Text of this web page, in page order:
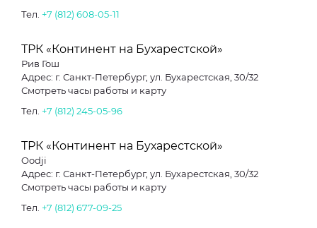
Тел. +7 (812) 608-05-11
ТРК «Континент на Бухарестской»
Рив Гош
Адрес: г. Санкт-Петербург, ул. Бухарестская, 30/32
Смотреть часы работы и карту
Тел. +7 (812) 245-05-96
ТРК «Континент на Бухарестской»
Oodji
Адрес: г. Санкт-Петербург, ул. Бухарестская, 30/32
Смотреть часы работы и карту
Тел. +7 (812) 677-09-25